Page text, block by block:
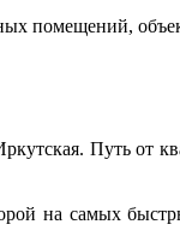
помещений,
Путь от
на самых